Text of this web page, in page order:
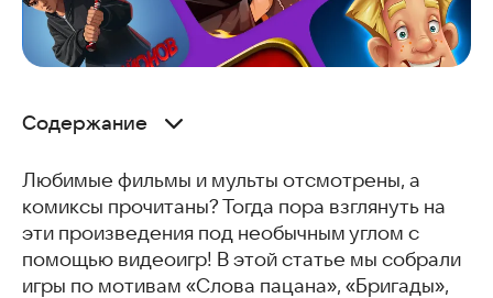
Содержание
Токийский гуль
Stalker Spatial Trap
Spider Run Avenger
Наруто
Jurassic World: The Game
Любимые фильмы и мульты отсмотрены, а
комиксы прочитаны? Тогда пора взглянуть на
эти произведения под необычным углом с
помощью видеоигр! В этой статье мы собрали
игры по мотивам «Слова пацана», «Бригады»,